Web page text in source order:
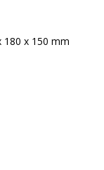
180 x 150 mm